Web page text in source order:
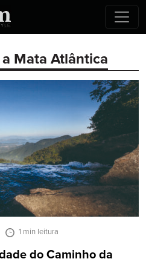
Mata Atlântica
1 min leitura
do Caminho da